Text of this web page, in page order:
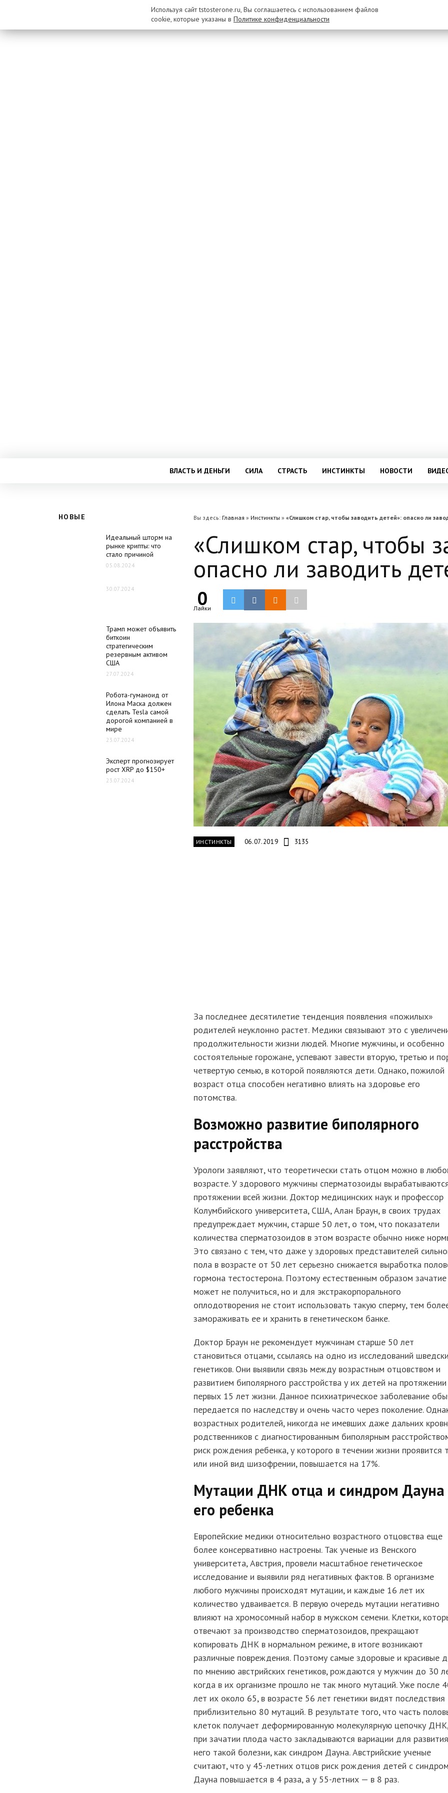
ВЛАСТЬ И ДЕНЬГИ СИЛА СТРАСТЬ ИНСТИНКТЫ НОВОСТИ
НОВЫЕ
Идеальный шторм на
рынке крипты: что
стало причиной
05.08.2024
30.07.2024
Трамп может объявить
биткоин
стратегическим
резервным активом
США
27.07.2024
Робота-гуманоид от
Илона Маска должен
сделать Tesla самой
дорогой компанией в
мире
23.07.2024
Эксперт прогнозирует
рост XRP до $150+
23.07.2024
Вы здесь: Главная » Инстинкты » «Слишком стар, чтобы заводить детей»: опасно ли
«Слишком стар, чтобы
опасно ли заводить
0
Лайки
ИНСТИНКТЫ 06.07.2019 3135
За последнее десятилетие тенденция появления «пожилых»
родителей неуклонно растет. Медики связывают это с
продолжительности жизни людей. Многие мужчины, и особенно
состоятельные горожане, успевают завести вторую, третью и
четвертую семью, в которой появляются дети. Однако, пожилой
возраст отца способен негативно влиять на здоровье его
потомства.
Возможно развитие биполярного
расстройства
Урологи заявляют, что теоретически стать отцом можно в
возрасте. У здорового мужчины сперматозоиды
протяжении всей жизни. Доктор медицинских наук и профессор
Колумбийского университета, США, Алан Браун, в своих трудах
предупреждает мужчин, старше 50 лет, о том, что показатели
количества сперматозоидов в этом возрасте обычно ниже
Это связано с тем, что даже у здоровых представителей
пола в возрасте от 50 лет серьезно снижается выработка
гормона тестостерона. Поэтому естественным образом зачатие
может не получиться, но и для экстракорпорального
оплодотворения не стоит использовать такую сперму, тем
замораживать ее и хранить в генетическом банке.
Доктор Браун не рекомендует мужчинам старше 50 лет
становиться отцами, ссылаясь на одно из исследований
генетиков. Они выявили связь между возрастным отцовством и
развитием биполярного расстройства у их детей на протяжении
первых 15 лет жизни. Данное психиатрическое заболевание
передается по наследству и очень часто через поколение.
возрастных родителей, никогда не имевших даже дальних
родственников с диагностированным биполярным
риск рождения ребенка, у которого в течении жизни проявится
или иной вид шизофрении, повышается на 17%.
Мутации ДНК отца и синдром Дауна
его ребенка
Европейские медики относительно возрастного отцовства еще
более консервативно настроены. Так ученые из Венского
университета, Австрия, провели масштабное генетическое
исследование и выявили ряд негативных фактов. В организме
любого мужчины происходят мутации, и каждые 16 лет их
количество удваивается. В первую очередь мутации негативно
влияют на хромосомный набор в мужском семени. Клетки,
отвечают за производство сперматозоидов, прекращают
копировать ДНК в нормальном режиме, в итоге возникают
различные повреждения. Поэтому самые здоровые и красивые
по мнению австрийских генетиков, рождаются у мужчин до 30
когда в их организме прошло не так много мутаций. Уже после
лет их около 65, в возрасте 56 лет генетики видят последствия
приблизительно 80 мутаций. В результате того, что часть
клеток получает деформированную молекулярную цепочку ДНК,
при зачатии плода часто закладываются вариации для
него такой болезни, как синдром Дауна. Австрийские ученые
считают, что у 45-летних отцов риск рождения детей с
Дауна повышается в 4 раза, а у 55-летних — в 8 раз.
Используя сайт tstosterone.ru, Вы соглашаетесь с использованием файлов
cookie, которые указаны в Политике конфиденциальности